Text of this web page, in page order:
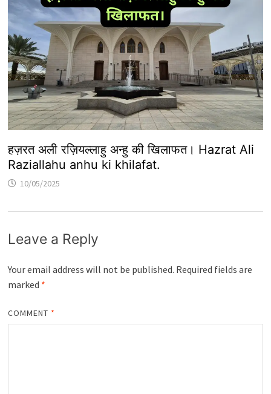
हज़रत अली रज़ियल्लाहु अन्हु की खिलाफत। Hazrat Ali
Raziallahu anhu ki khilafat.
10/05/2025
Leave a Reply
Your email address will not be published. Required fields are
marked *
COMMENT *